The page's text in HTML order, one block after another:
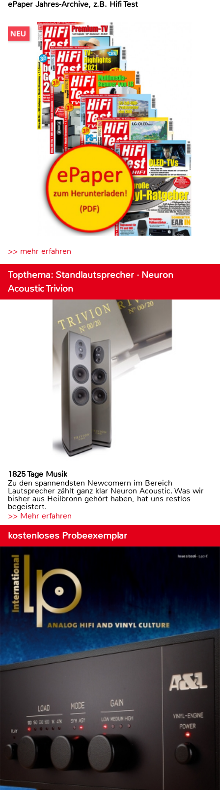
ePaper Jahres-Archive, z.B. Hifi Test
>> mehr erfahren
Topthema: Standlautsprecher · Neuron
Acoustic Trivion
1825 Tage Musik
Zu den spannendsten Newcomern im Bereich
Lautsprecher zählt ganz klar Neuron Acoustic. Was wir
bisher aus Heilbronn gehört haben, hat uns restlos
begeistert.
>> Mehr erfahren
kostenloses Probeexemplar